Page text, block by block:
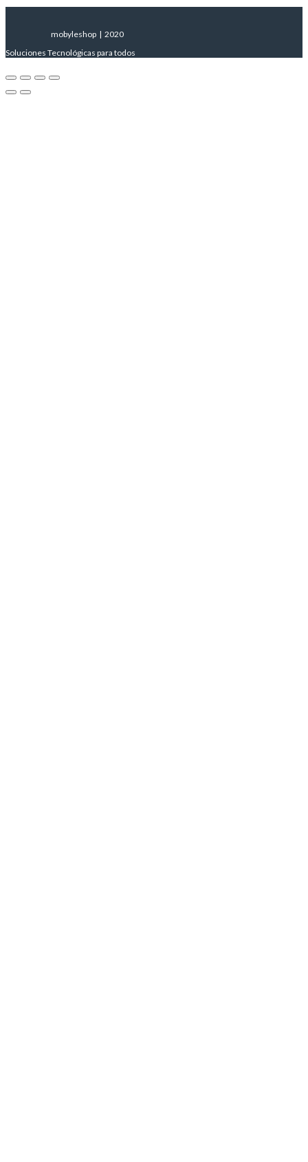
mobyleshop | 2020
Soluciones Tecnológicas para todos